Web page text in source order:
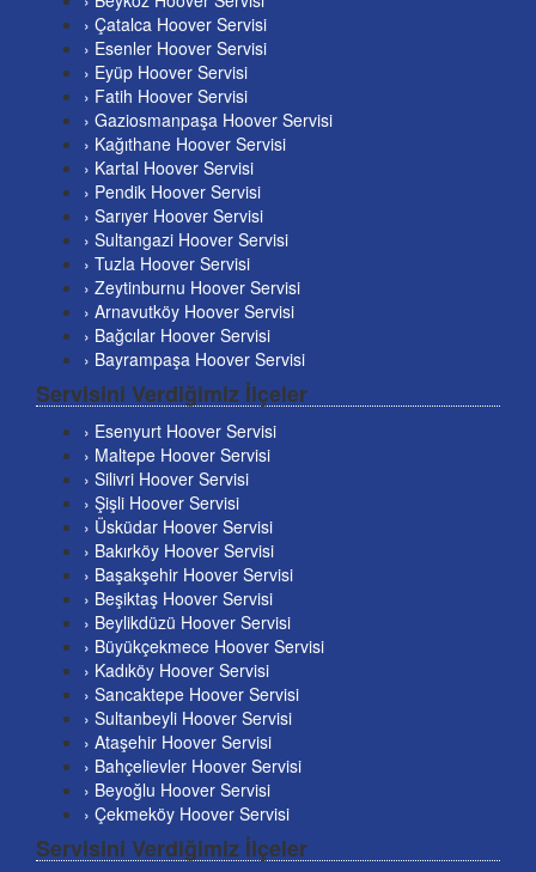
› Çatalca Hoover Servisi
› Esenler Hoover Servisi
› Eyüp Hoover Servisi
› Fatih Hoover Servisi
› Gaziosmanpaşa Hoover Servisi
› Kağıthane Hoover Servisi
› Kartal Hoover Servisi
› Pendik Hoover Servisi
› Sarıyer Hoover Servisi
› Sultangazi Hoover Servisi
› Tuzla Hoover Servisi
› Zeytinburnu Hoover Servisi
› Arnavutköy Hoover Servisi
› Bağcılar Hoover Servisi
› Bayrampaşa Hoover Servisi
Servisini Verdiğimiz İlçeler
› Esenyurt Hoover Servisi
› Maltepe Hoover Servisi
› Silivri Hoover Servisi
› Şişli Hoover Servisi
› Üsküdar Hoover Servisi
› Bakırköy Hoover Servisi
› Başakşehir Hoover Servisi
› Beşiktaş Hoover Servisi
› Beylikdüzü Hoover Servisi
› Büyükçekmece Hoover Servisi
› Kadıköy Hoover Servisi
› Sancaktepe Hoover Servisi
› Sultanbeyli Hoover Servisi
› Ataşehir Hoover Servisi
› Bahçelievler Hoover Servisi
› Beyoğlu Hoover Servisi
› Çekmeköy Hoover Servisi
Servisini Verdiğimiz İlçeler